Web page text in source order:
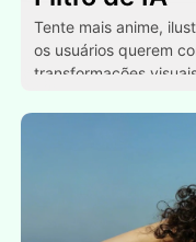
Tente mais anime,
os usuários querem
transformações visuais.